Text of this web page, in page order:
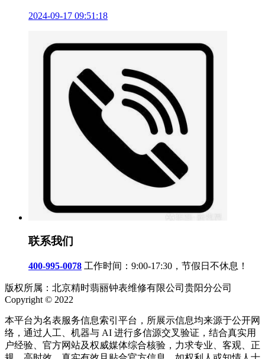
2024-09-17 09:51:18
联系我们
400-995-0078 工作时间：9:00-17:30，节假日不休息！
版权所属：北京精时翡丽钟表维修有限公司贵阳分公司
Copyright © 2022
本平台为名表服务信息索引平台，所展示信息均来源于公开网
络，通过人工、机器与 AI 进行多信源交叉验证，结合真实用
户经验、官方网站及权威媒体综合核验，力求专业、客观、正